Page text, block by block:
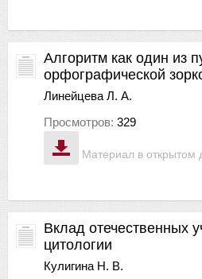
Материал в открытом
Алгоритм как один из
орфографической
Линейцева Л. А.
Просмотров: 329
Вклад отечественных
цитологии
Кулигина Н. В.